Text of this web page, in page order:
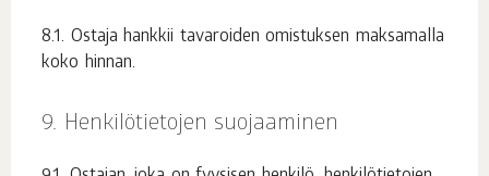
Ostaja hankkii tavaroiden omistuksen maksamalla
koko hinnan.
Henkilötietojen suojaaminen